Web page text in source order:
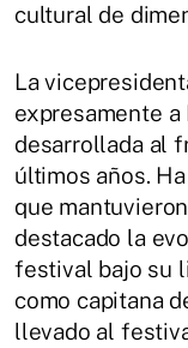
cultural de
La
expresamente
desarrollada al
últimos años.
que
destacado la
festival bajo su
como capitana
llevado al